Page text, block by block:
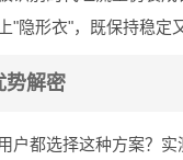
"隐形衣"，既保持稳定
势解密
户都选择这种方案？实